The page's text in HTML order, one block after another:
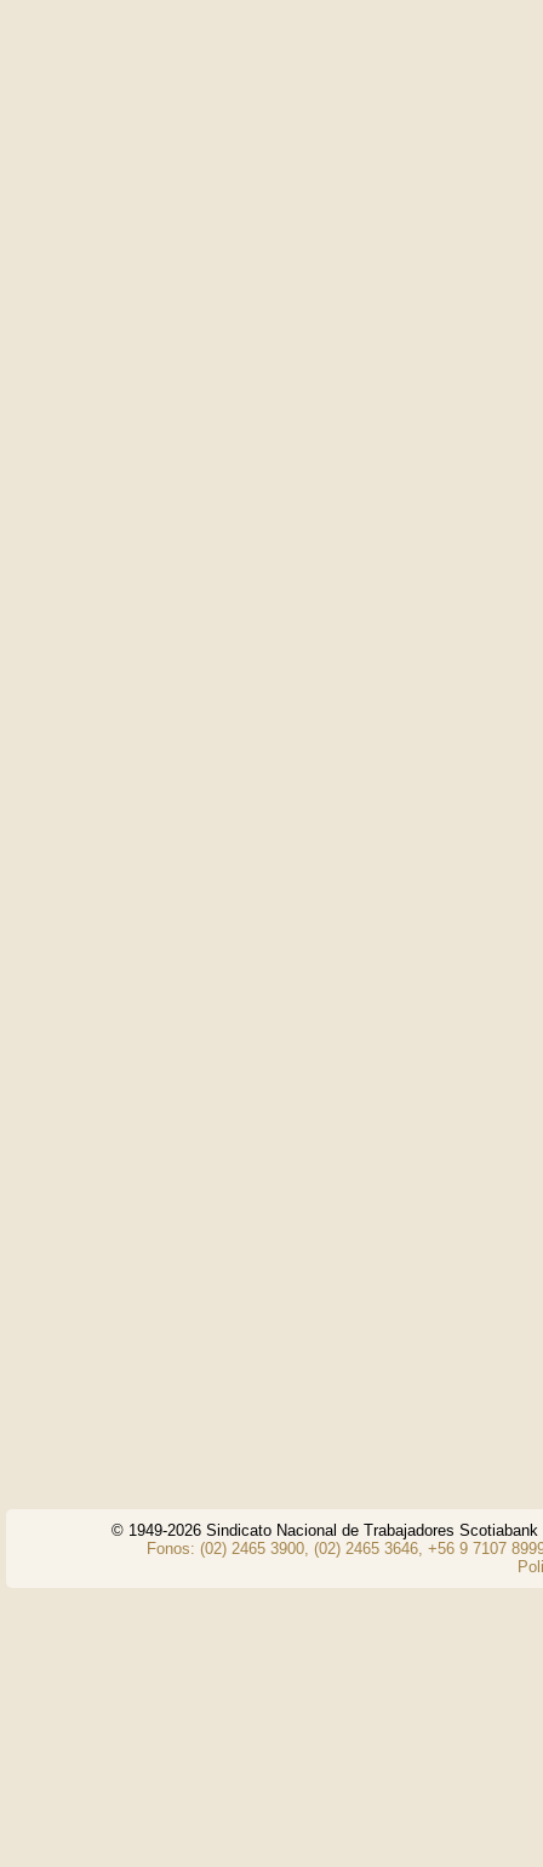
© 1949-2026 Sindicato Nacional de Trabajadores
Fonos: (02) 2465 3900, (02) 2465 3646, +56 9 7107